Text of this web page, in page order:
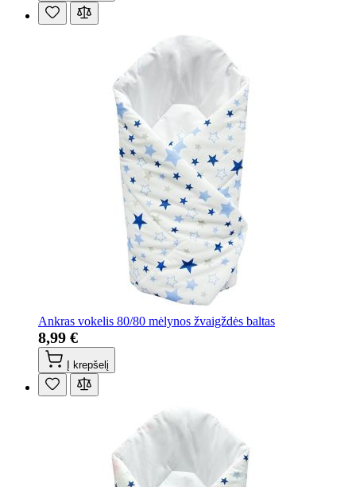
Ankras vokelis 80/80 mėlynos žvaigždės baltas
8,99 €
Į krepšelį